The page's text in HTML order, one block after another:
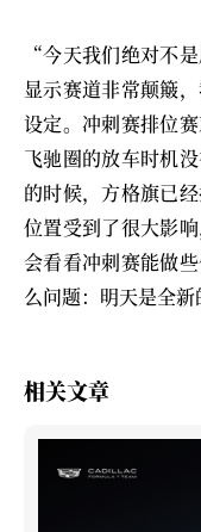
“今天我们绝对不
显示赛道非常颠簸
设定。冲刺赛排位
飞驰圈的放车时机
的时候，方格旗已
位置受到了很大影
会看看冲刺赛能做
么问题：明天是全
相关文章